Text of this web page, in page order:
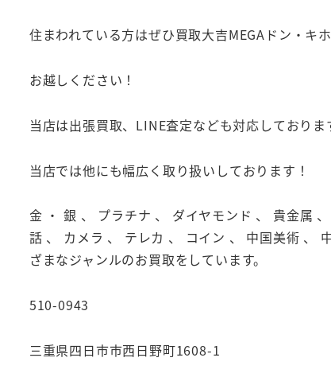
住まわれている方はぜひ買取大吉MEGAドン・キ
お越しください！
当店は出張買取、LINE査定なども対応しておりま
当店では他にも幅広く取り扱いしております！
金 ・ 銀 、 プラチナ 、 ダイヤモンド 、 貴金属
話 、 カメラ 、 テレカ 、 コイン 、 中国美術 、
ざまなジャンルのお買取をしています。
510-0943
三重県四日市市西日野町1608-1